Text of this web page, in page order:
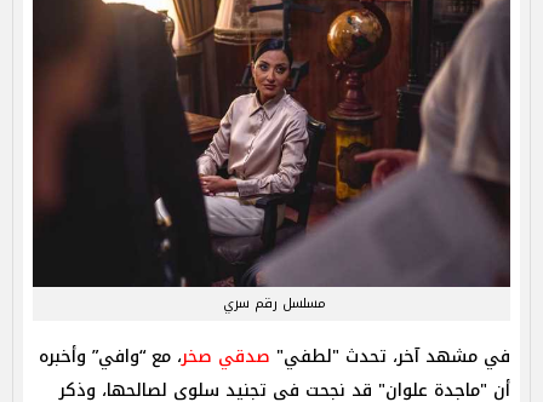
مسلسل رقم سري
في مشهد آخر، تحدث "لطفي" صدقي صخر، مع “وافي” وأخبره
أن "ماجدة علوان" قد نجحت في تجنيد سلوى لصالحها، وذكر